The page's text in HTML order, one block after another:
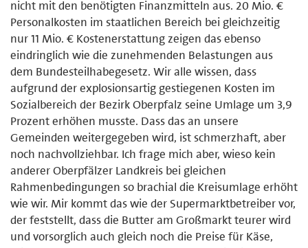
nicht mit den benötigten Finanzmitteln aus. 20 Mio. €
Personalkosten im staatlichen Bereich bei gleichzeitig
nur 11 Mio. € Kostenerstattung zeigen das ebenso
eindringlich wie die zunehmenden Belastungen aus
dem Bundesteilhabegesetz. Wir alle wissen, dass
aufgrund der explosionsartig gestiegenen Kosten im
Sozialbereich der Bezirk Oberpfalz seine Umlage um 3,9
Prozent erhöhen musste. Dass das an unsere
Gemeinden weitergegeben wird, ist schmerzhaft, aber
noch nachvollziehbar. Ich frage mich aber, wieso kein
anderer Oberpfälzer Landkreis bei gleichen
Rahmenbedingungen so brachial die Kreisumlage erhöht
wie wir. Mir kommt das wie der Supermarktbetreiber vor,
der feststellt, dass die Butter am Großmarkt teurer wird
und vorsorglich auch gleich noch die Preise für Käse,